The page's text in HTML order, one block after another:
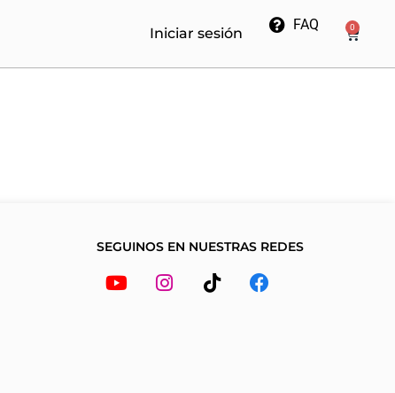
0
Cart
FAQ
Iniciar sesión
SEGUINOS EN NUESTRAS REDES
YoutubeInstagramTiktokFacebook